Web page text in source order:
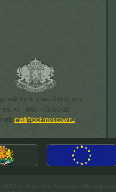
Культурный Институт
тел. +7 (495) 771-60-18
mail: mail@bci-moscow.ru